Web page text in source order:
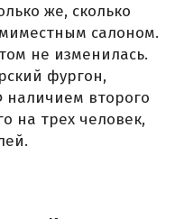
же, сколько
салоном.
не изменилась.
фургон,
наличием второго
на трех человек,